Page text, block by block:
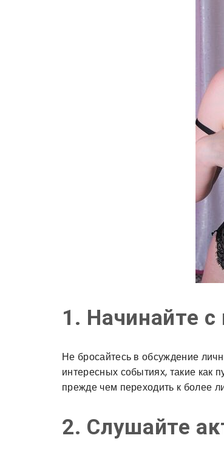
1. Начинайте
Не бросайтесь в обсуждение
интересных событиях, такие как
прежде чем переходить к более
2. Слушайте